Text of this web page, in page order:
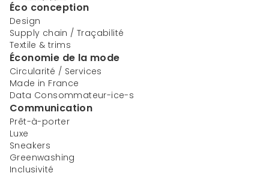
Éco conception
Design
Supply chain / Traçabilité
Textile & trims
Économie de la mode
Circularité / Services
Made in France
Data Consommateur-ice-s
Communication
Prêt-à-porter
Luxe
Sneakers
Greenwashing
Inclusivité